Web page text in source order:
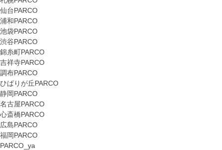
仙台PARCO
浦和PARCO
池袋PARCO
渋谷PARCO
錦糸町PARCO
吉祥寺PARCO
調布PARCO
ひばりが丘PARCO
静岡PARCO
名古屋PARCO
心斎橋PARCO
広島PARCO
福岡PARCO
PARCO_ya